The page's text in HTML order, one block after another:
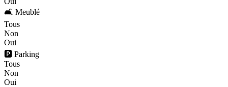
🛋️ Meublé
Tous
Non
Oui
🅿️ Parking
Tous
Non
Oui